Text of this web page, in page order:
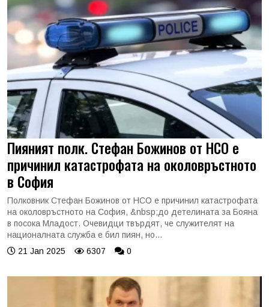
Пияният полк. Стефан Божинов от НСО е
причинил катастрофата на околовръстното
в София
Полковник Стефан Божинов от НСО е причинил катастрофата
на околовръстното на София, &nbsp;до детелината за Бояна
в посока Младост. Очевидци твърдят, че служителят на
националната служба е бил пиян, но...
21 Jan 2025
6307 0